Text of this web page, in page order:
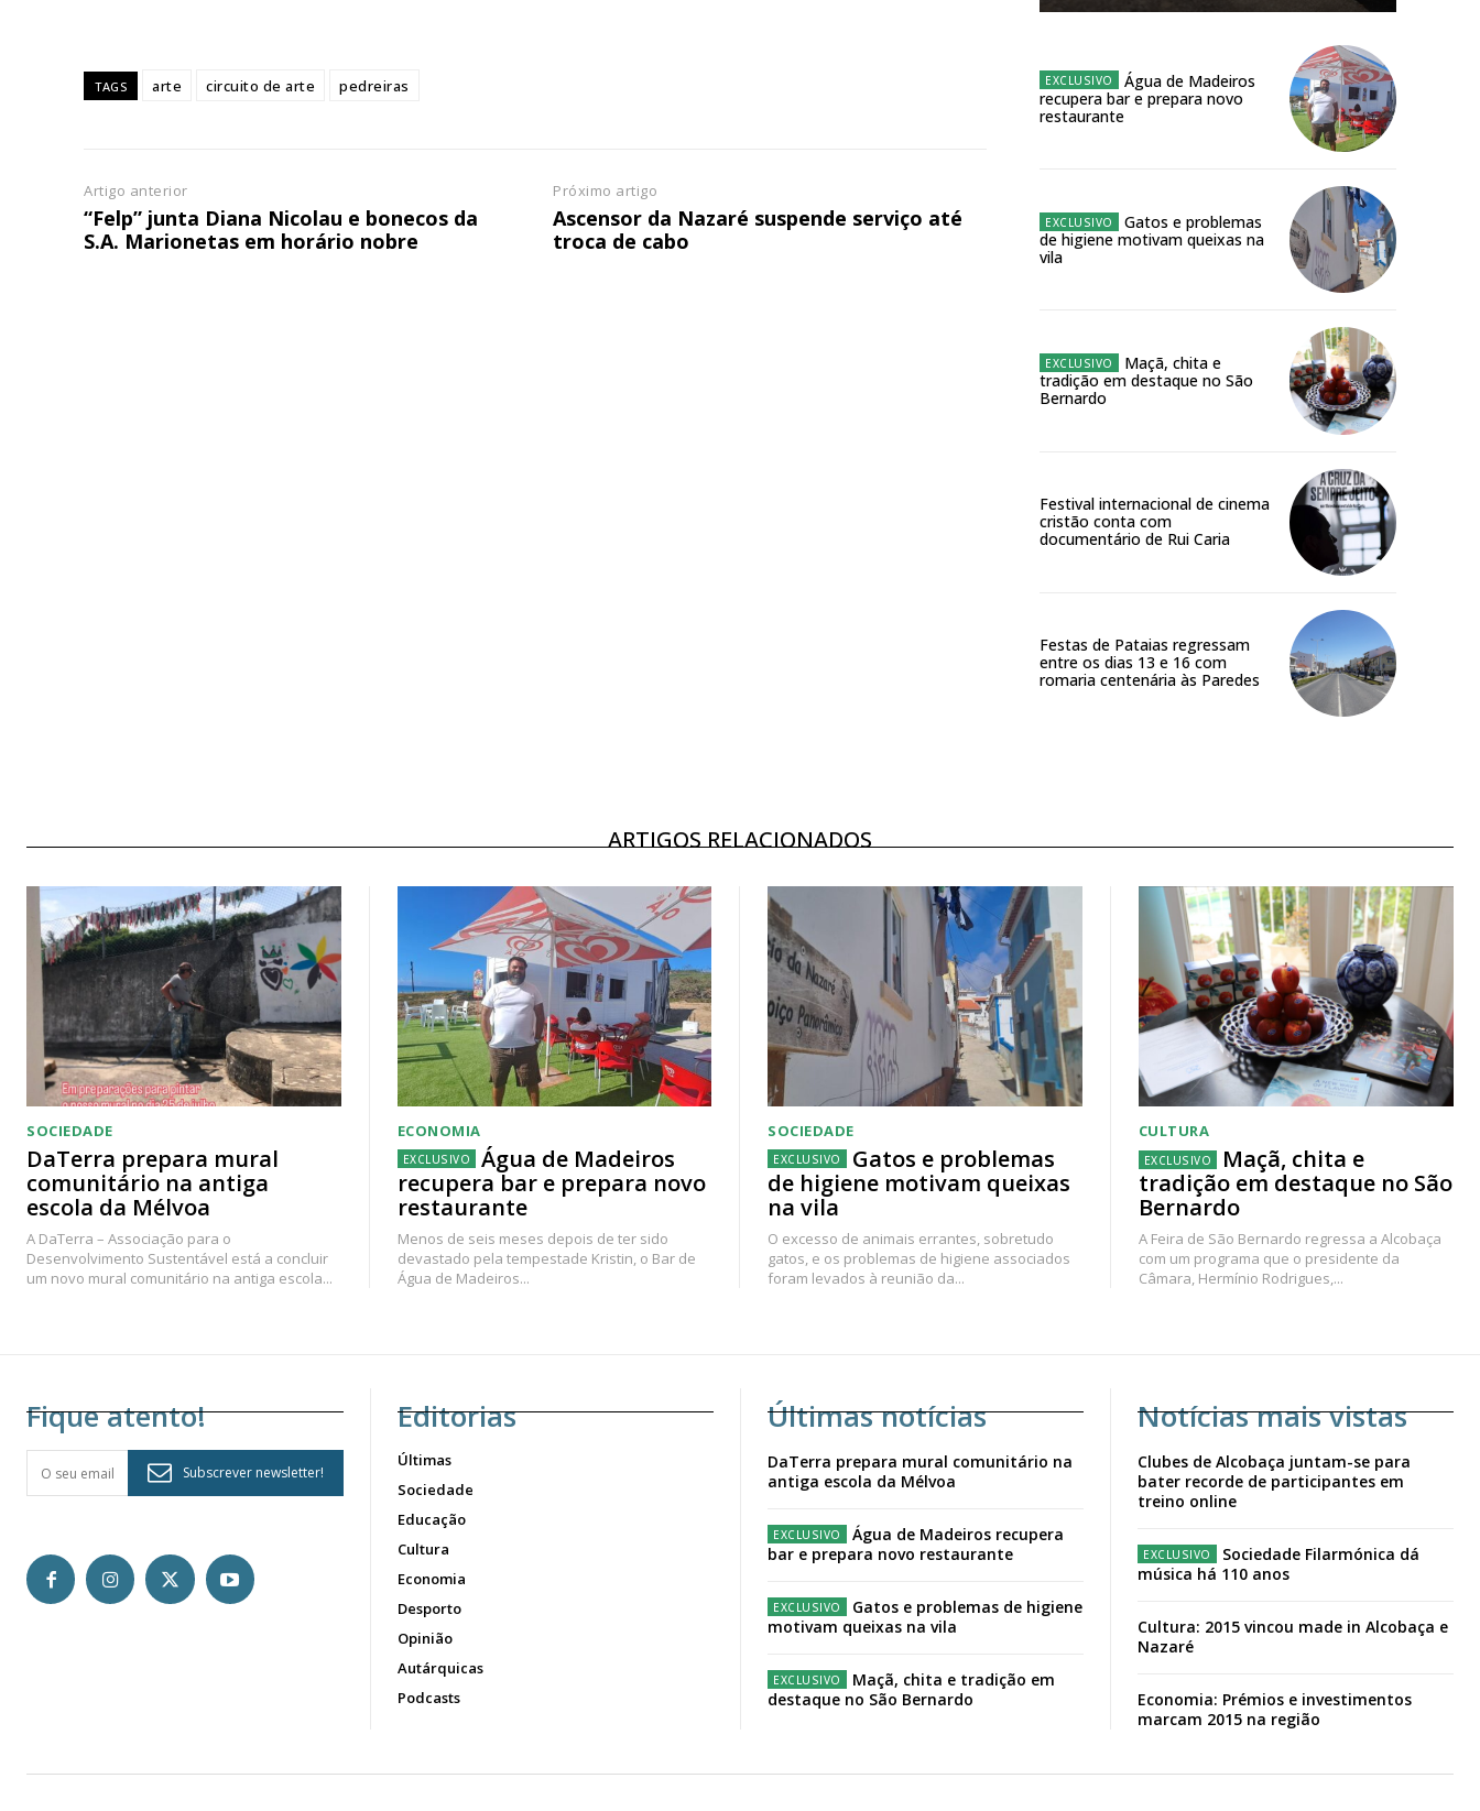
Ofertas para assinatura anual
Acesso aos conteúdos Exclusivos para
TAGS arte circuito de arte pedreiras
Artigo anterior
“Felp” junta Diana Nicolau e bonecos da
S.A. Marionetas em horário nobre
Próximo artigo
Ascensor da Nazaré suspende serviço até
troca de cabo
Água de Madeiros
recupera bar e prepara novo
restaurante
Gatos e problemas
de higiene motivam queixas na
vila
Maçã, chita e
tradição em destaque no São
Bernardo
Festival internacional de cinema
cristão conta com
documentário de Rui Caria
Festas de Pataias regressam
entre os dias 13 e 16 com
romaria centenária às Paredes
ARTIGOS RELACIONADOS
SOCIEDADE
DaTerra prepara mural
comunitário na antiga
escola da Mélvoa
A DaTerra – Associação para o
Desenvolvimento Sustentável está a concluir
um novo mural comunitário na antiga escola...
ECONOMIA
Água de Madeiros
recupera bar e prepara novo
restaurante
Menos de seis meses depois de ter sido
devastado pela tempestade Kristin, o Bar de
Água de Madeiros...
SOCIEDADE
Gatos e problemas
de higiene motivam queixas
na vila
O excesso de animais errantes, sobretudo
gatos, e os problemas de higiene associados
foram levados à reunião da...
CULTURA
Maçã, chita e
tradição em destaque no São
Bernardo
A Feira de São Bernardo regressa a Alcobaça
com um programa que o presidente da
Câmara, Hermínio Rodrigues,...
Fique atento!
Subscrever newsletter!
Editorias
Últimas
Sociedade
Educação
Cultura
Economia
Desporto
Opinião
Autárquicas
Podcasts
Últimas notícias
DaTerra prepara mural comunitário na
antiga escola da Mélvoa
Água de Madeiros recupera
bar e prepara novo restaurante
Gatos e problemas de higiene
motivam queixas na vila
Maçã, chita e tradição em
destaque no São Bernardo
Notícias mais vistas
Clubes de Alcobaça juntam-se para
bater recorde de participantes em
treino online
Sociedade Filarmónica dá
música há 110 anos
Cultura: 2015 vincou made in Alcobaça e
Nazaré
Economia: Prémios e investimentos
marcam 2015 na região